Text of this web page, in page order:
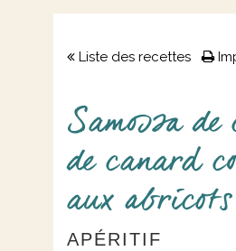
Liste des recettes
Samossa de
de canard
aux
APÉRITIF